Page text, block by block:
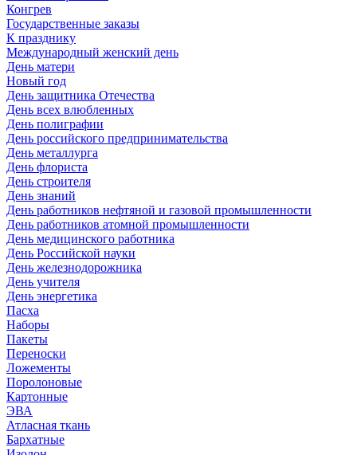
Конгрев
Государственные заказы
К празднику
Международный женский день
День матери
Новый год
День защитника Отечества
День всех влюбленных
День полиграфии
День российского предпринимательства
День металлурга
День флориста
День строителя
День знаний
День работников нефтяной и газовой промышленности
День работников атомной промышленности
День медицинского работника
День Российской науки
День железнодорожника
День учителя
День энергетика
Пасха
Наборы
Пакеты
Переноски
Ложементы
Поролоновые
Картонные
ЭВА
Атласная ткань
Бархатные